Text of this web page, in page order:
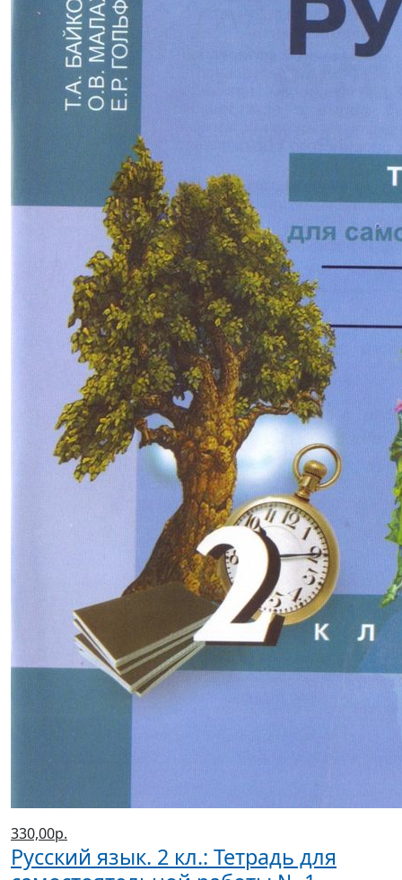
330,00р.
Русский язык. 2 кл.: Тетрадь для
самостоятельной работы № 1